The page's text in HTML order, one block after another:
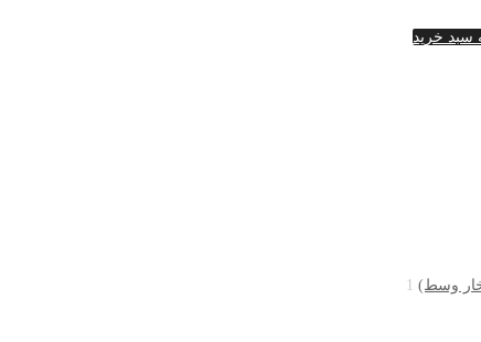
سبد خرید
وسط) 1